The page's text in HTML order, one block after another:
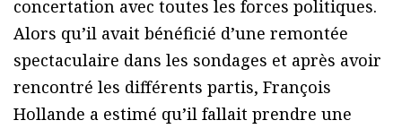
concertation avec toutes les forces politiques.
Alors qu’il avait bénéficié d’une remontée
spectaculaire dans les sondages et après avoir
rencontré les différents partis, François
Hollande a estimé qu’il fallait prendre une